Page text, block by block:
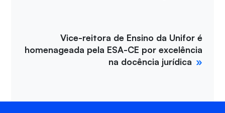
Vice-reitora de Ensino da Unifor é
homenageada pela ESA-CE por excelência
na docência jurídica